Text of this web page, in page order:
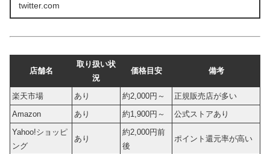
twitter.com
店舗名
取り扱い状
況
価格目安 備考
楽天市場 あり 約2,000円～
正規販売店が多い
Amazon
あり 約1,900円～
公式ストアあり
Yahoo!ショッピ
ング
あり
約2,000円前
後
ポイント還元率が高い